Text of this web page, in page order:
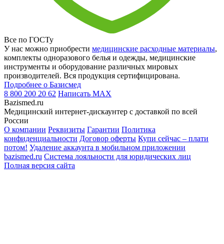
Все по ГОСТу
У нас можно приобрести медицинские расходные материалы,
комплекты одноразового белья и одежды, медицинские
инструменты и оборудование различных мировых
производителей. Вся продукция сертифицирована.
Подробнее о Базисмед
8 800 200 20 62 Написать MAX
Bazismed.ru
Медицинский интернет-дискаунтер с доставкой по всей
России
О компании Реквизиты Гарантии Политика
конфиденциальности Договор оферты Купи сейчас – плати
потом! Удаление аккаунта в мобильном приложении
bazismed.ru Система лояльности для юридических лиц
Полная версия сайта